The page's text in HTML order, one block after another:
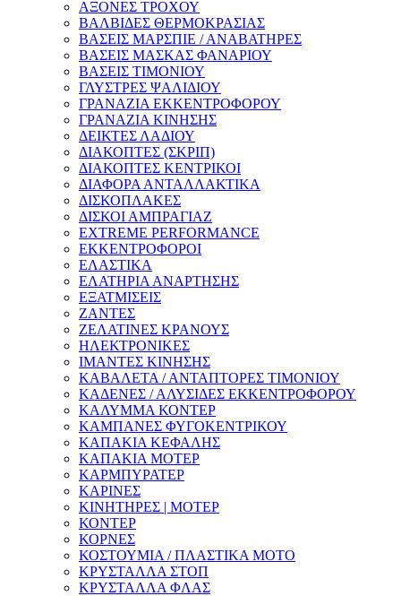
ΑΞΟΝΕΣ ΤΡΟΧΟΥ
ΒΑΛΒΙΔΕΣ ΘΕΡΜΟΚΡΑΣΙΑΣ
ΒΑΣΕΙΣ ΜΑΡΣΠΙΕ / ΑΝΑΒΑΤΗΡΕΣ
ΒΑΣΕΙΣ ΜΑΣΚΑΣ ΦΑΝΑΡΙΟΥ
ΒΑΣΕΙΣ ΤΙΜΟΝΙΟΥ
ΓΛΥΣΤΡΕΣ ΨΑΛΙΔΙΟΥ
ΓΡΑΝΑΖΙΑ ΕΚΚΕΝΤΡΟΦΟΡΟΥ
ΓΡΑΝΑΖΙΑ ΚΙΝΗΣΗΣ
ΔΕΙΚΤΕΣ ΛΑΔΙΟΥ
ΔΙΑΚΟΠΤΕΣ (ΣΚΡΙΠ)
ΔΙΑΚΟΠΤΕΣ ΚΕΝΤΡΙΚΟΙ
ΔΙΑΦΟΡΑ ΑΝΤΑΛΛΑΚΤΙΚΑ
ΔΙΣΚΟΠΛΑΚΕΣ
ΔΙΣΚΟΙ ΑΜΠΡΑΓΙΑΖ
EXTREME PERFORMANCE
ΕΚΚΕΝΤΡΟΦΟΡΟΙ
ΕΛΑΣΤΙΚΑ
ΕΛΑΤΗΡΙΑ ΑΝΑΡΤΗΣΗΣ
ΕΞΑΤΜΙΣΕΙΣ
ΖΑΝΤΕΣ
ΖΕΛΑΤΙΝΕΣ ΚΡΑΝΟΥΣ
ΗΛΕΚΤΡΟΝΙΚΕΣ
ΙΜΑΝΤΕΣ ΚΙΝΗΣΗΣ
ΚΑΒΑΛΕΤΑ / ΑΝΤΑΠΤΟΡΕΣ ΤΙΜΟΝΙΟΥ
ΚΑΔΕΝΕΣ / ΑΛΥΣΙΔΕΣ ΕΚΚΕΝΤΡΟΦΟΡΟΥ
ΚΑΛΥΜΜΑ ΚΟΝΤΕΡ
ΚΑΜΠΑΝΕΣ ΦΥΓΟΚΕΝΤΡΙΚΟΥ
ΚΑΠΑΚΙΑ ΚΕΦΑΛΗΣ
ΚΑΠΑΚΙΑ ΜΟΤΕΡ
ΚΑΡΜΠΥΡΑΤΕΡ
ΚΑΡΙΝΕΣ
ΚΙΝΗΤΗΡΕΣ | ΜΟΤΕΡ
ΚΟΝΤΕΡ
ΚΟΡΝΕΣ
ΚΟΣΤΟΥΜΙΑ / ΠΛΑΣΤΙΚΑ ΜΟΤΟ
ΚΡΥΣΤΑΛΛΑ ΣΤΟΠ
ΚΡΥΣΤΑΛΛΑ ΦΛΑΣ